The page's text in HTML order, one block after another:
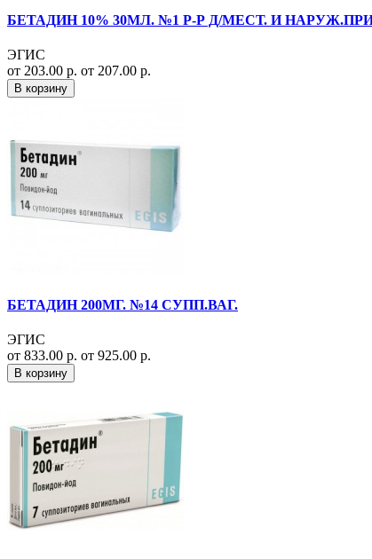
БЕТАДИН 10% 30МЛ. №1 Р-Р Д/МЕСТ. И
ЭГИС
от 203.00 р. от 207.00 р.
В корзину
БЕТАДИН 200МГ. №14 СУПП.ВАГ.
ЭГИС
от 833.00 р. от 925.00 р.
В корзину